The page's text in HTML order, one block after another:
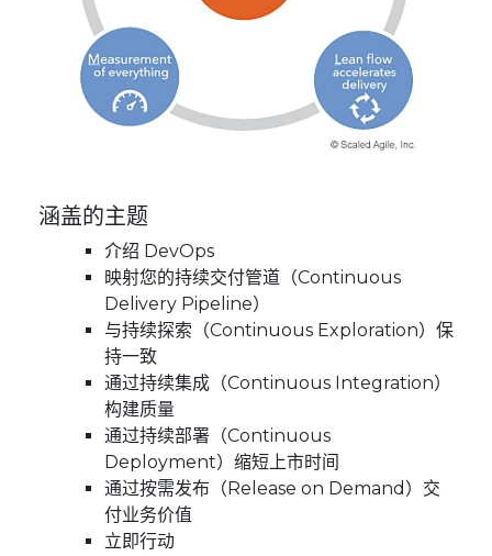
涵盖的主题
介绍 DevOps
映射您的持续交付管道（Continuous
Delivery Pipeline）
与持续探索（Continuous Exploration）保
持一致
通过持续集成（Continuous Integration）
构建质量
通过持续部署（Continuous
Deployment）缩短上市时间
通过按需发布（Release on Demand）交
付业务价值
立即行动